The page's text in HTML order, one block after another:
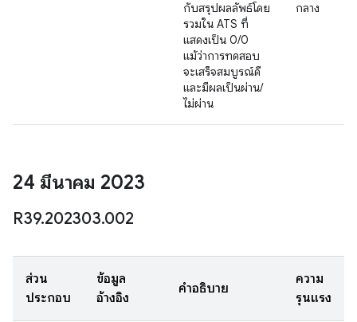
กับสรุปผลลัพธ์โดย
รวมใน ATS ที่
แสดงเป็น 0/0
แม้ว่าการทดสอบ
จะเสร็จสมบูรณ์ดี
และมีผลเป็นผ่าน/
ไม่ผ่าน
กลาง
24 มีนาคม 2023
R39.202303.002
ส่วน
ประกอบ
ข้อมูล
อ้างอิง
คำอธิบาย
ความ
รุนแรง